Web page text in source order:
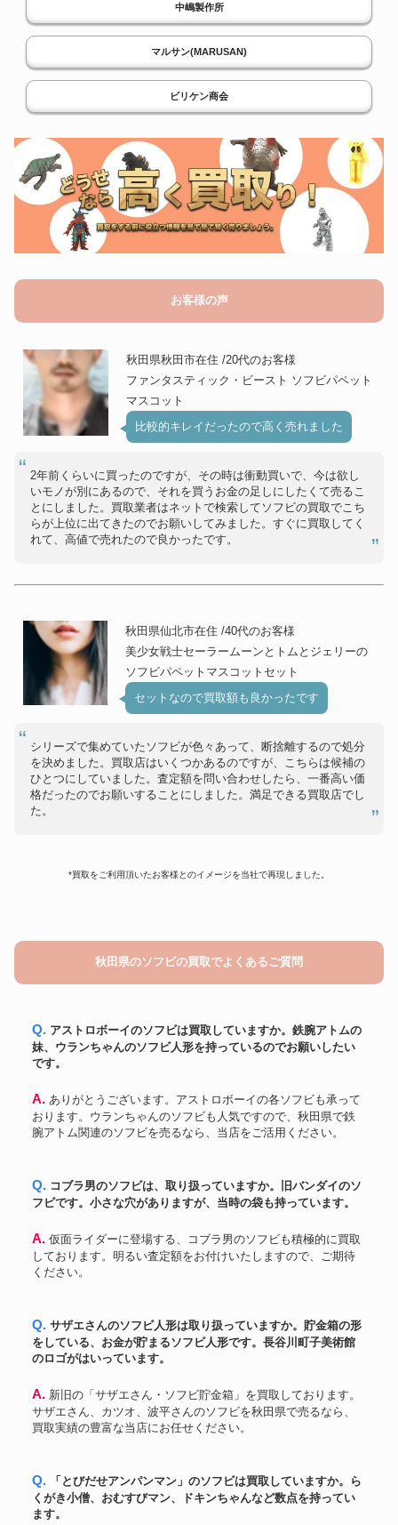
中嶋製作所
マルサン(MARUSAN)
ビリケン商会
お客様の声
秋田県秋田市在住 /20代のお客様
ファンタスティック・ビースト ソフビパペット
マスコット
比較的キレイだったので高く売れました
2年前くらいに買ったのですが、その時は衝動買いで、今は欲し
いモノが別にあるので、それを買うお金の足しにしたくて売るこ
とにしました。買取業者はネットで検索してソフビの買取でこち
らが上位に出てきたのでお願いしてみました。すぐに買取してく
れて、高値で売れたので良かったです。
秋田県仙北市在住 /40代のお客様
美少女戦士セーラームーンとトムとジェリーの
ソフビパペットマスコットセット
セットなので買取額も良かったです
シリーズで集めていたソフビが色々あって、断捨離するので処分
を決めました。買取店はいくつかあるのですが、こちらは候補の
ひとつにしていました。査定額を問い合わせしたら、一番高い価
格だったのでお願いすることにしました。満足できる買取店でし
た。
*買取をご利用頂いたお客様とのイメージを当社で再現しました。
秋田県のソフビの買取でよくあるご質問
Q. アストロボーイのソフビは買取していますか。鉄腕アトムの
妹、ウランちゃんのソフビ人形を持っているのでお願いしたい
です。
A. ありがとうございます。アストロボーイの各ソフビも承って
おります。ウランちゃんのソフビも人気ですので、秋田県で鉄
腕アトム関連のソフビを売るなら、当店をご活用ください。
Q. コブラ男のソフビは、取り扱っていますか。旧バンダイのソ
フビです。小さな穴がありますが、当時の袋も持っています。
A. 仮面ライダーに登場する、コブラ男のソフビも積極的に買取
しております。明るい査定額をお付けいたしますので、ご期待
ください。
Q. サザエさんのソフビ人形は取り扱っていますか。貯金箱の形
をしている、お金が貯まるソフビ人形です。長谷川町子美術館
のロゴがはいっています。
A. 新旧の「サザエさん・ソフビ貯金箱」を買取しております。
サザエさん、カツオ、波平さんのソフビを秋田県で売るなら、
買取実績の豊富な当店にお任せください。
Q. 「とびだせアンパンマン」のソフビは買取していますか。ら
くがき小僧、おむすびマン、ドキンちゃんなど数点を持ってい
ます。